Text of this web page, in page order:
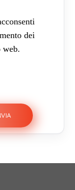
dei
web.